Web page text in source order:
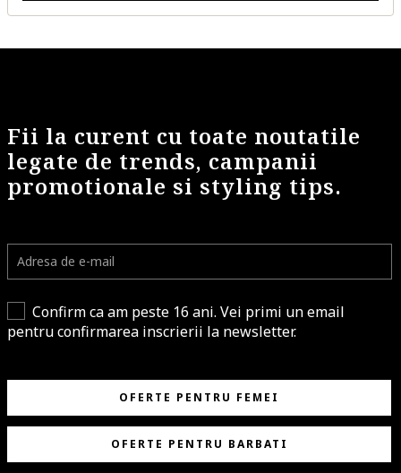
Fii la curent cu toate noutatile
legate de trends, campanii
promotionale si styling tips.
Confirm ca am peste 16 ani. Vei primi un email
pentru confirmarea inscrierii la newsletter.
OFERTE PENTRU FEMEI
OFERTE PENTRU BARBATI